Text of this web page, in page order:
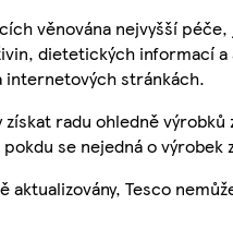
věnována nejvyšší
dietetických informací
internetových stránkách.
radu ohledně
se nejedná o výrobek
Tesco